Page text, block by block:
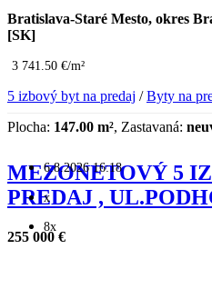
Bratislava-Staré Mesto, okres
[SK]
3 741.50 €/m²
5 izbový byt na predaj /Byty na
Plocha: 147.00 m², Zastavaná:
6.8.2026 16:18
x
8x
MEZONETOVÝ 5
PREDAJ ,
255 000 €